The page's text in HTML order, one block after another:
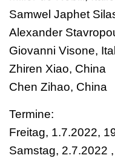
Samwel Japhet
Alexander
Giovanni Visone,
Zhiren Xiao, China
Chen Zihao, China
Termine:
Freitag, 1.7.2022,
Samstag, 2.7.2022